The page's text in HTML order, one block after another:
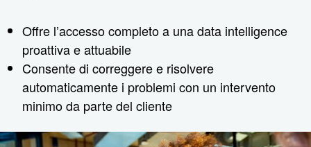
Offre l’accesso completo a una data intelligence
proattiva e attuabile
Consente di correggere e risolvere
automaticamente i problemi con un intervento
minimo da parte del cliente